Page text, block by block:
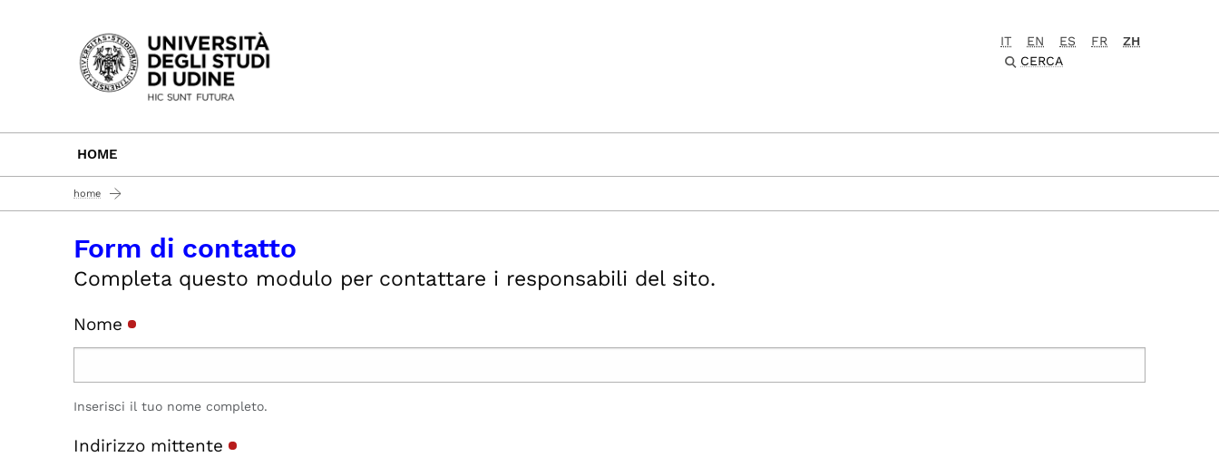
Passa al contenuto principale
IT EN ES FR
ZH
CERCA
HOME
home
Form di contatto
Completa questo modulo per contattare i responsabili del sito.
Nome
Inserisci il tuo nome completo.
Indirizzo mittente